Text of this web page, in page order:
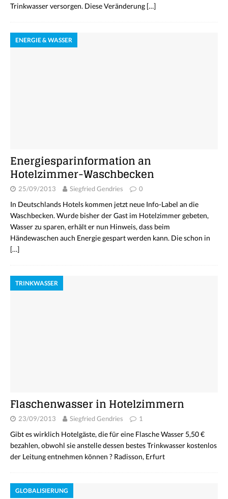
Trinkwasser versorgen. Diese Veränderung […]
ENERGIE & WASSER
Energiesparinformation an
Hotelzimmer-Waschbecken
25/09/2013 Siegfried Gendries 0
In Deutschlands Hotels kommen jetzt neue Info-Label an die
Waschbecken. Wurde bisher der Gast im Hotelzimmer gebeten,
Wasser zu sparen, erhält er nun Hinweis, dass beim
Händewaschen auch Energie gespart werden kann. Die schon in
[…]
TRINKWASSER
Flaschenwasser in Hotelzimmern
23/09/2013 Siegfried Gendries 1
Gibt es wirklich Hotelgäste, die für eine Flasche Wasser 5,50 €
bezahlen, obwohl sie anstelle dessen bestes Trinkwasser kostenlos
der Leitung entnehmen können ? Radisson, Erfurt
GLOBALISIERUNG